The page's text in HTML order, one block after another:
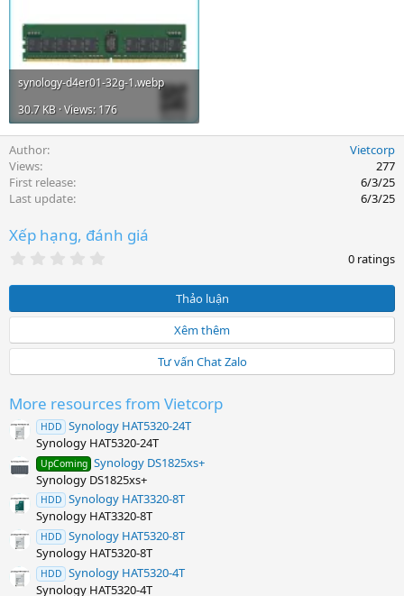
synology-d4er01-32g-1.webp
30.7 KB · Views: 176
Author
Vietcorp
Views
277
First release
6/3/25
Last update
6/3/25
Xếp hạng, đánh giá
0
s
t
r
s
0 ratings
Thảo luận
Xêm thêm
Tư vấn Chat Zalo
More resources from Vietcorp
HDD Synology HAT5320-24T
Synology HAT5320-24T
UpComing Synology DS1825xs+
Synology DS1825xs+
HDD Synology HAT3320-8T
Synology HAT3320-8T
HDD Synology HAT5320-8T
Synology HAT5320-8T
HDD Synology HAT5320-4T
Synology HAT5320-4T